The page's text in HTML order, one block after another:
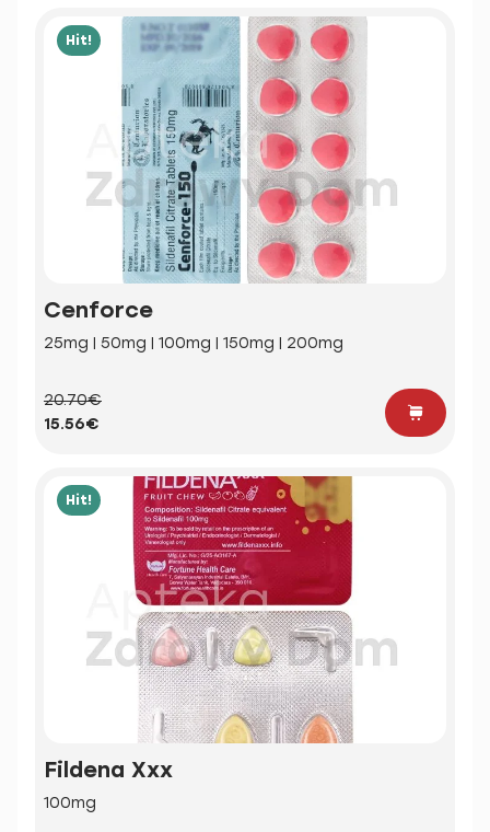
Hit!
Cenforce
25mg | 50mg | 100mg | 150mg | 200mg
20.70€
15.56€
Hit!
Fildena Xxx
100mg